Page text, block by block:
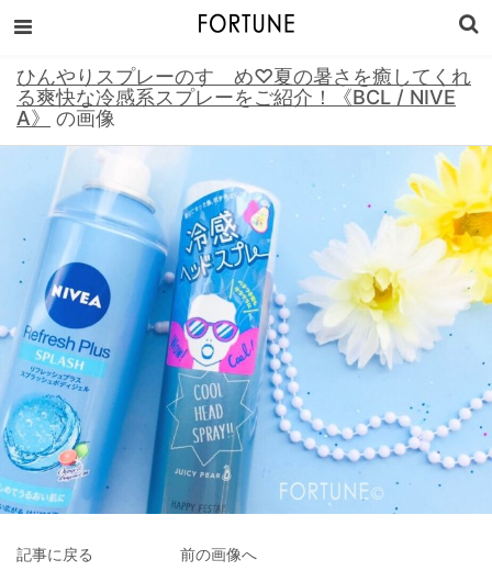
ひんやりスプレーのすゝめ♡夏の暑さを癒してくれ
る爽快な冷感系スプレーをご紹介！《BCL / NIVE
A》
の画像
記事に戻る 前の画像へ